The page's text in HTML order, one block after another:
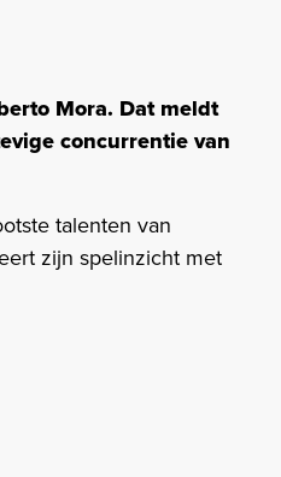
Mora. Dat meldt
concurrentie van
talenten van
zijn spelinzicht met